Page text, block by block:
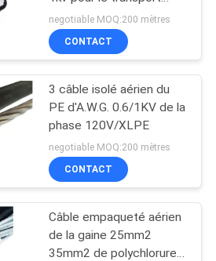
électriques
10
d'énergie
negotiable MOQ:200 mètres
CONTACT
3 câble isolé aérien du
PE d'A.W.G. 0.6/1KV de la
phase 120V/XLPE
negotiable MOQ:200 mètres
CONTACT
Câble empaqueté aérien
de la gaine 25mm2
35mm2 de polychlorure